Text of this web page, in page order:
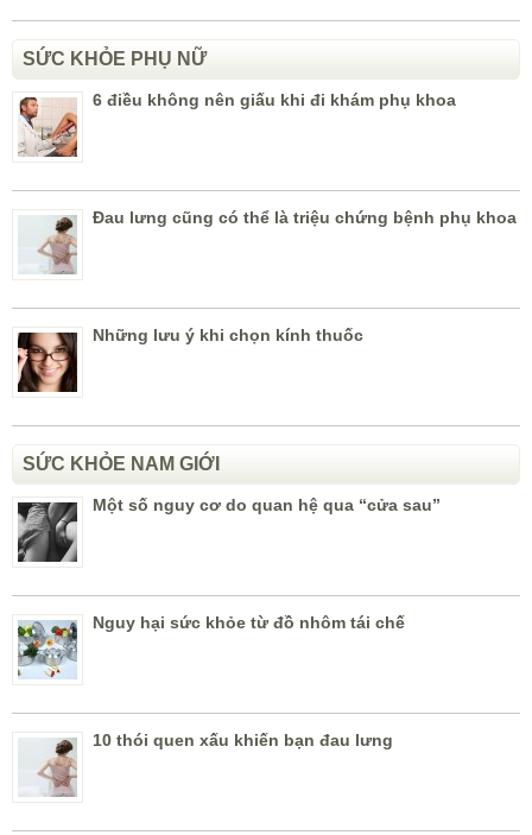
SỨC KHỎE PHỤ NỮ
6 điều không nên giấu khi đi khám phụ khoa
Đau lưng cũng có thể là triệu chứng bệnh phụ khoa
Những lưu ý khi chọn kính thuốc
SỨC KHỎE NAM GIỚI
Một số nguy cơ do quan hệ qua “cửa sau”
Nguy hại sức khỏe từ đồ nhôm tái chế
10 thói quen xấu khiến bạn đau lưng